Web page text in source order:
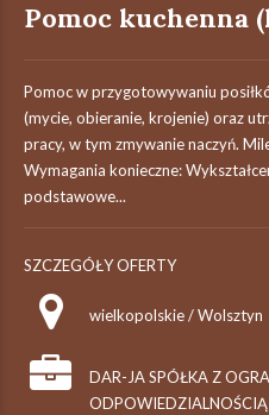
Pomoc kuchenna
Pomoc w przygotowywaniu
(mycie, obieranie, krojenie) oraz
pracy, w tym zmywanie naczyń.
Wymagania konieczne:
podstawowe...
SZCZEGÓŁY OFERTY
wielkopolskie / Wolsztyn
DAR-JA SPÓŁKA Z
ODPOWIEDZIALNOŚCIĄ